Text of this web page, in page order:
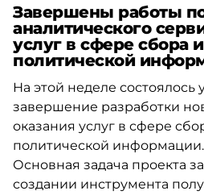
Завершены работы
аналитического
услуг в сфере сбора
политической
На этой неделе состоялось
завершение разработки
оказания услуг в сфере
политической информации.
Основная задача проекта
создании инструмента